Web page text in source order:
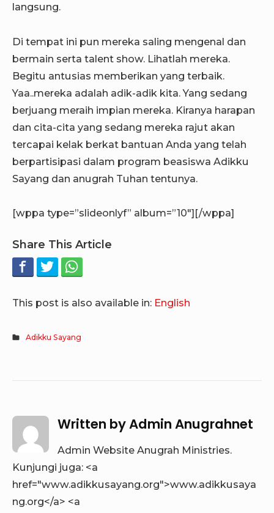
langsung.
Di tempat ini pun mereka saling mengenal dan
bermain serta talent show. Lihatlah mereka.
Begitu antusias memberikan yang terbaik.
Yaa..mereka adalah adik-adik kita. Yang sedang
berjuang meraih impian mereka. Kiranya harapan
dan cita-cita yang sedang mereka rajut akan
tercapai kelak berkat bantuan Anda yang telah
berpartisipasi dalam program beasiswa Adikku
Sayang dan anugrah Tuhan tentunya.
[wppa type=”slideonlyf” album=”10″][/wppa]
Share This Article
This post is also available in: English
Adikku Sayang
Written byAdmin Anugrahnet
Admin Website Anugrah Ministries.
Kunjungi juga: <a
href="www.adikkusayang.org">www.adikkusaya
ng.org</a> <a